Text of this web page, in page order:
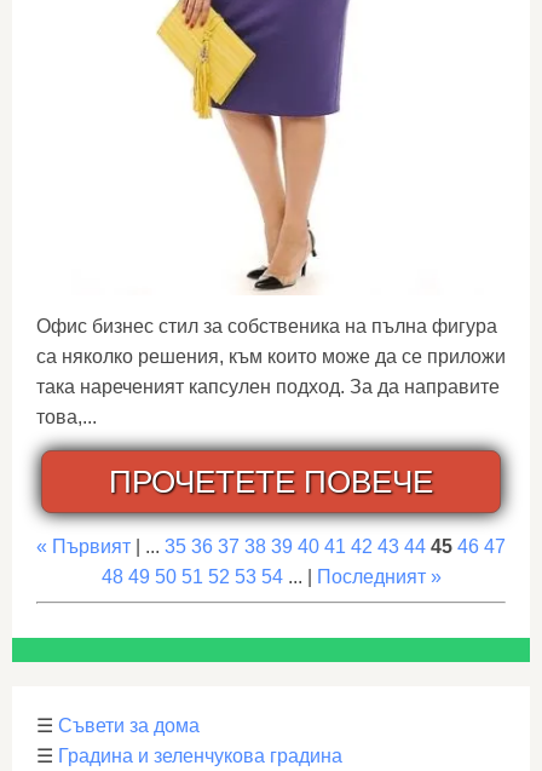
Офис бизнес стил за собственика на пълна фигура
са няколко решения, към които може да се приложи
така нареченият капсулен подход. За да направите
това,...
ПРОЧЕТЕТЕ ПОВЕЧЕ
« Първият | ... 35 36 37 38 39 40 41 42 43 44 45 46 47
48 49 50 51 52 53 54... | Последният »
☰ Съвети за дома
☰ Градина и зеленчукова градина